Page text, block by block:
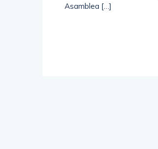
Asamblea […]